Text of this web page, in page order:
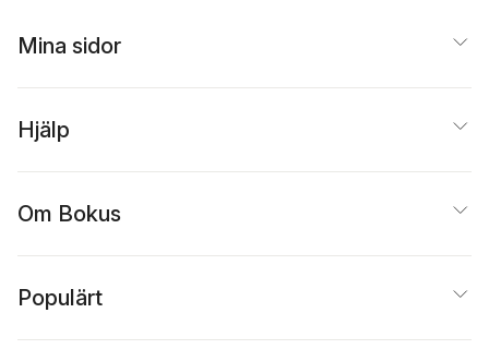
Mina sidor
Hjälp
Om Bokus
Populärt